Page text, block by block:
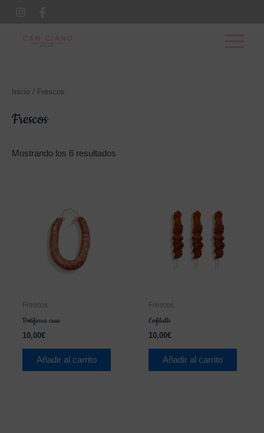
Inicio / Frescos
Frescos
Mostrando los 6 resultados
Frescos
Botifarra crua
10,00€
Añadir al carrito
Frescos
Enfilalls
10,00€
Añadir al carrito